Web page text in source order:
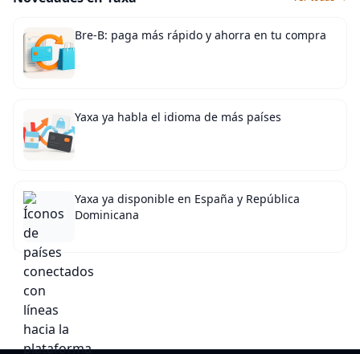
Bre-B: paga más rápido y ahorra en tu compra
Yaxa ya habla el idioma de más países
Yaxa ya disponible en España y República
Dominicana